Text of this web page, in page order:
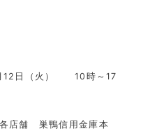
12日（火） 10時～17
店舗 巣鴨信用金庫本